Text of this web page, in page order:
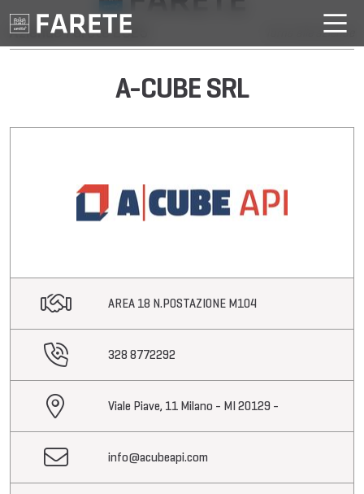
Aziende Farete 2025 Torna alle aziende
A-CUBE SRL
AREA 18 N.POSTAZIONE M104
328 8772292
Viale Piave, 11 Milano - MI 20129 -
info@acubeapi.com